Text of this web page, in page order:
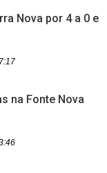
Nova por 4 a 0 e
na Fonte Nova